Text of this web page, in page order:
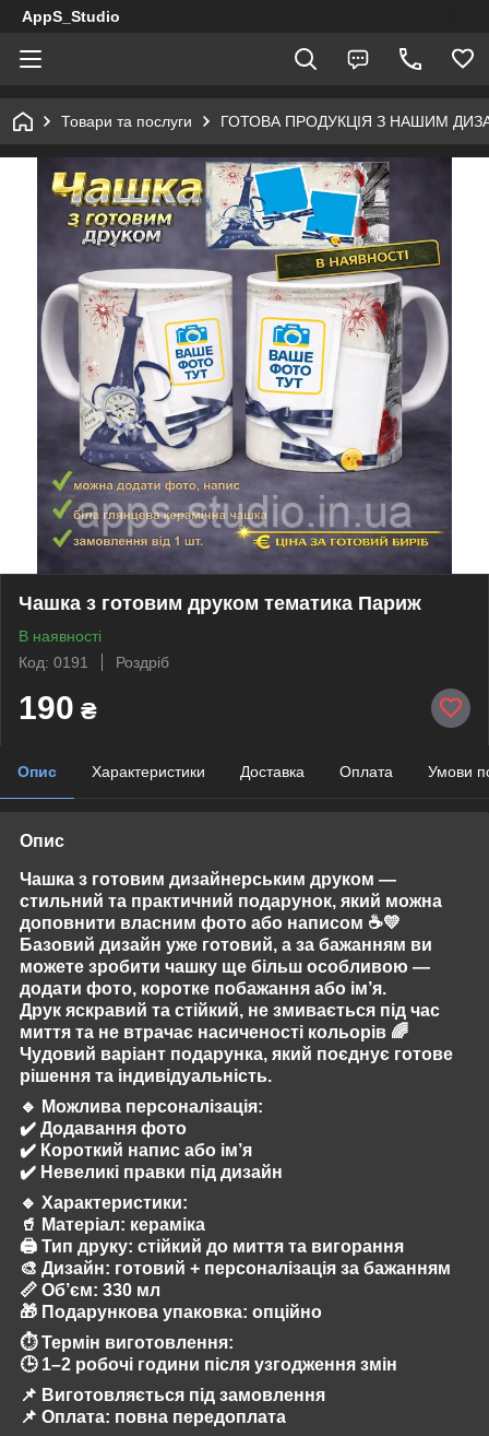
AppS_Studio
Товари та послуги ГОТОВА ПРОДУКЦІЯ З НАШИМ
Чашка з готовим друком тематика Париж
В наявності
Код: 0191
Роздріб
190 ₴
Опис Характеристики Доставка Оплата Умови
Опис
Чашка з готовим дизайнерським друком —
стильний та практичний подарунок, який можна
доповнити власним фото або написом ☕💛
Базовий дизайн уже готовий, а за бажанням ви
можете зробити чашку ще більш особливою —
додати фото, коротке побажання або ім’я.
Друк яскравий та стійкий, не змивається під час
миття та не втрачає насиченості кольорів 🌈
Чудовий варіант подарунка, який поєднує готове
рішення та індивідуальність.
🔹 Можлива персоналізація:
✔️ Додавання фото
✔️ Короткий напис або ім’я
✔️ Невеликі правки під дизайн
🔹 Характеристики:
🥤 Матеріал: кераміка
🖨️ Тип друку: стійкий до миття та вигорання
🎨 Дизайн: готовий + персоналізація за бажанням
📏 Об’єм: 330 мл
🎁 Подарункова упаковка: опційно
⏱️Термін виготовлення:
🕒 1–2 робочі години після узгодження змін
📌 Виготовляється під замовлення
📌 Оплата: повна передоплата